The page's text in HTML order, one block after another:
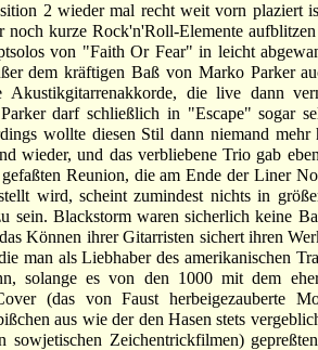
2 wieder mal recht weit vorn plaziert
noch kurze Rock'n'Roll-Elemente
von "Faith Or Fear" in leicht
dem kräftigen Baß von Marko Parker
Akustikgitarrenakkorde, die live dann
darf schließlich in "Escape" sogar
wollte diesen Stil dann niemand mehr
wieder, und das verbliebene Trio gab
Reunion, die am Ende der Liner
wird, scheint zumindest nichts in
sein. Blackstorm waren sicherlich keine
Können ihrer Gitarristen sichert ihren
man als Liebhaber des amerikanischen
solange es von den 1000 mit dem
(das von Faust herbeigezauberte
aus wie der den Hasen stets
sowjetischen Zeichentrickfilmen)